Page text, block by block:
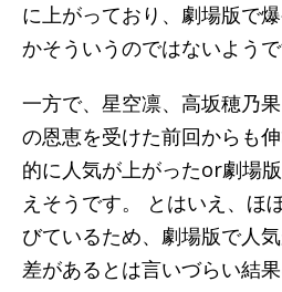
に上がっており、劇場版で
かそういうのではないようで
一方で、星空凛、高坂穂乃
の恩恵を受けた前回からも
的に人気が上がったor劇場
えそうです。 とはいえ、ほ
びているため、劇場版で人
差があるとは言いづらい結